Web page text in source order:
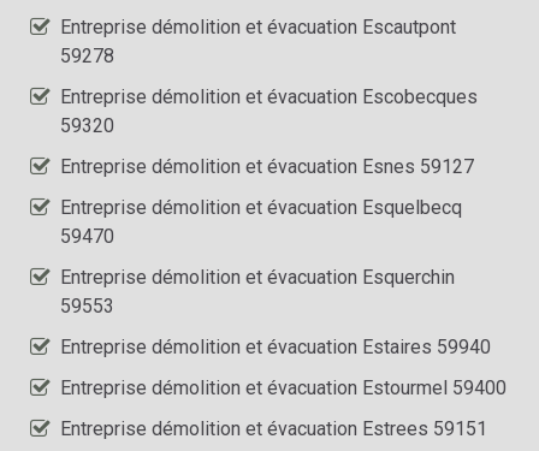
Entreprise démolition et évacuation Escautpont
59278
Entreprise démolition et évacuation Escobecques
59320
Entreprise démolition et évacuation Esnes 59127
Entreprise démolition et évacuation Esquelbecq
59470
Entreprise démolition et évacuation Esquerchin
59553
Entreprise démolition et évacuation Estaires 59940
Entreprise démolition et évacuation Estourmel 59400
Entreprise démolition et évacuation Estrees 59151